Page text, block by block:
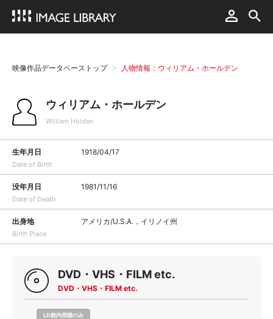
映像作品データベーストップ 人物情報：ウィリアム・ホールデン
ウィリアム・ホールデン
William Holden
生年月日
Date of Birth
1918/04/17
没年月日
Date of Death
1981/11/16
出身地
Birth Place
アメリカ/U.S.A.，イリノイ州
DVD・VHS・FILM etc.
DVD・VHS・FILM etc.
LD館内視聴のみ